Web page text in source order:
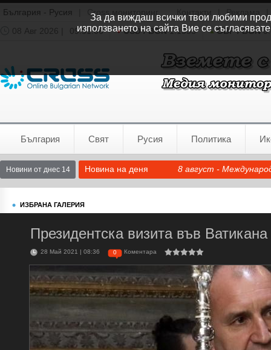
България - Русия Cross мониторинг Реклама
08 Авг 2026 |
09:51:07 USD / BGN1.1535 GBP / BGN
България Свят Русия Политика
Новини от днес 14 Новина на деня 8 август -
ИЗБРАНА ГАЛЕРИЯ
Президентска визита във
28 Май 2021 | 08:36 0 Коментара
За да виждаш всички твои любими
използването на сайта Вие се